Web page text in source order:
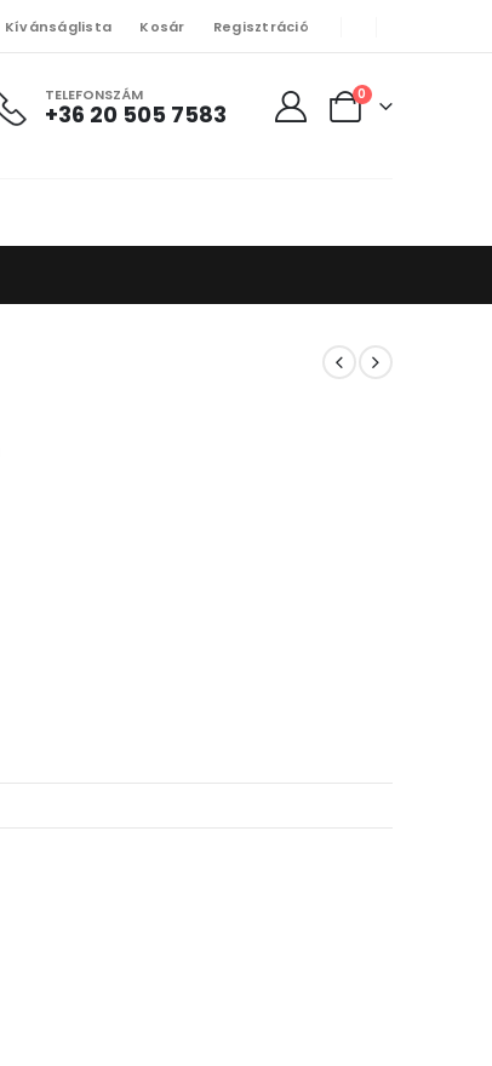
Kívánságlista Kosár Regisztráció
TELEFONSZÁM
+36 20 505 7583
0